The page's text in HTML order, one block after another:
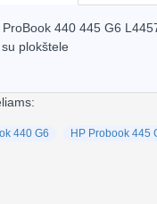
440 445 G6
plokštele
440 G6 HP Probook 445